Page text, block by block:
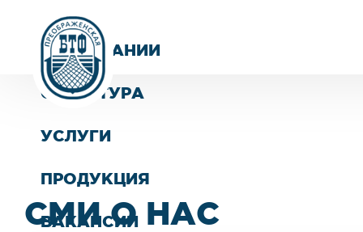
О КОМПАНИИ
СТРУКТУРА
УСЛУГИ
ПРОДУКЦИЯ
ВАКАНСИИ
СМИ О НАС